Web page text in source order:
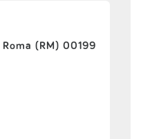
Roma (RM) 00199